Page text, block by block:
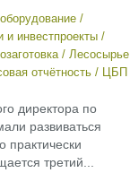
/
и инвестпроекты/
/ Лесосырье
отчётность/ ЦБП
директора по
развиваться
практически
третий...